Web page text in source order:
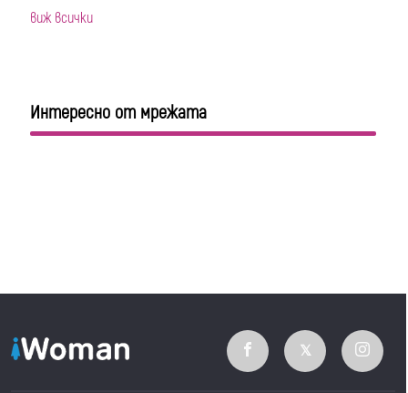
виж всички
Интересно от мрежата